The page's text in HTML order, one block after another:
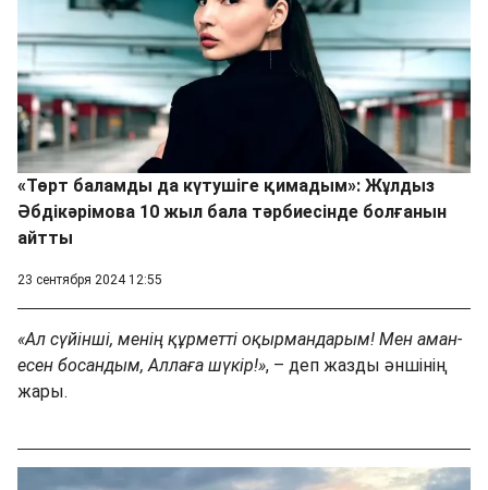
«Төрт баламды да күтушіге қимадым»: Жұлдыз
Әбдікәрімова 10 жыл бала тәрбиесінде болғанын
айтты
23 сентября 2024 12:55
«Ал сүйінші, менің құрметті оқырмандарым! Мен аман-
есен босандым, Аллаға шүкір!», – деп жазды әншінің
жары.